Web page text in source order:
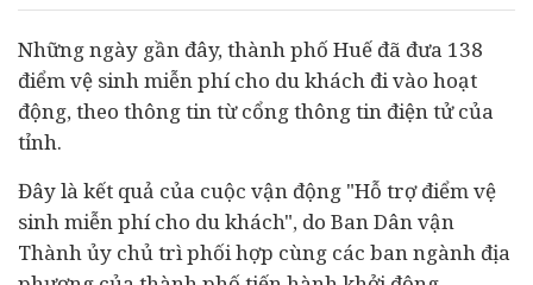
Những ngày gần đây, thành phố Huế đã đưa 138
điểm vệ sinh miễn phí cho du khách đi vào hoạt
động, theo thông tin từ cổng thông tin điện tử của
tỉnh.
Đây là kết quả của cuộc vận động "Hỗ trợ điểm vệ
sinh miễn phí cho du khách", do Ban Dân vận
Thành ủy chủ trì phối hợp cùng các ban ngành địa